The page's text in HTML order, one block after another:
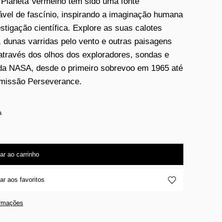
de fascínio, inspirando a imaginação humana
científica. Explore as suas calotes
dunas varridas pelo vento e outras paisagens
dos olhos dos exploradores, sondas e
NASA, desde o primeiro sobrevoo em 1965 até
Perseverance.
ao carrinho
aos favoritos